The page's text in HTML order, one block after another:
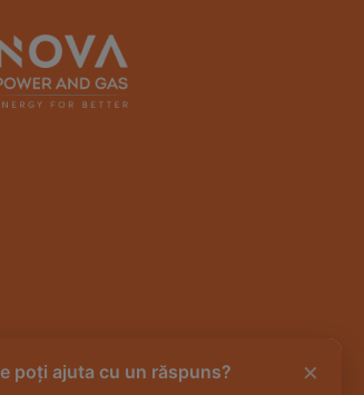
poți ajuta cu un răspuns? ×